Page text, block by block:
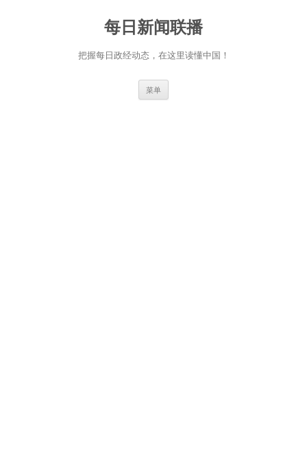
每日新闻联播
把握每日政经动态，在这里读懂中国！
菜单